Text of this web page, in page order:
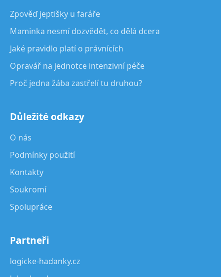
Zpověď jeptišky u faráře
Maminka nesmí dozvědět, co dělá dcera
Jaké pravidlo platí o právnících
Opravář na jednotce intenzivní péče
Proč jedna žába zastřelí tu druhou?
Důležité odkazy
O nás
Podmínky použití
Kontakty
Soukromí
Spolupráce
Partneři
logicke-hadanky.cz